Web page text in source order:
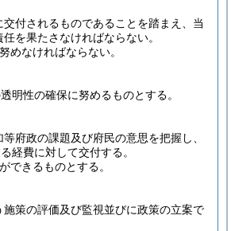
付されるものであることを踏まえ、当
を果たさなければならない。
めなければならない。
明性の確保に努めるものとする。
府政の課題及び府民の意思を把握し、
経費に対して交付する。
できるものとする。
策の評価及び監視並びに政策の立案で